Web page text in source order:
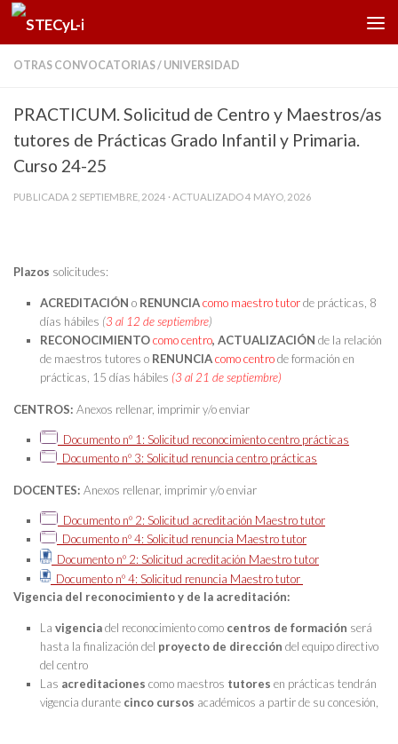
Saltar al contenido
OTRAS CONVOCATORIAS/ UNIVERSIDAD
PRACTICUM. Solicitud de Centro y Maestros/as
tutores de Prácticas Grado Infantil y Primaria.
Curso 24-25
PUBLICADA 2 SEPTIEMBRE, 2024 · ACTUALIZADO4 MAYO, 2026
Plazos solicitudes:
ACREDITACIÓN o RENUNCIAcomo maestro tutorde prácticas, 8
días hábiles (3 al 12 de septiembre)
RECONOCIMIENTOcomo centro, ACTUALIZACIÓN de la relación
de maestros tutores o RENUNCIAcomo centrode formación en
prácticas, 15 días hábiles (3 al 21 de septiembre)
CENTROS: Anexos rellenar, imprimir y/o enviar
Documento nº 1: Solicitud reconocimiento centro prácticas
Documento nº 3: Solicitud renuncia centro prácticas
DOCENTES: Anexos rellenar, imprimir y/o enviar
Documento nº 2: Solicitud acreditación Maestro tutor
Documento nº 4: Solicitud renuncia Maestro tutor
Documento nº 2: Solicitud acreditación Maestro tutor
Documento nº 4: Solicitud renuncia Maestro tutor
Vigencia del reconocimiento y de la acreditación:
La vigenciadel reconocimiento como centros de formación será
hasta la finalización del proyecto de dirección del equipo directivo
del centro
Las acreditaciones como maestros tutores en prácticas tendrán
vigencia durante cinco cursos académicos a partir de su concesión,